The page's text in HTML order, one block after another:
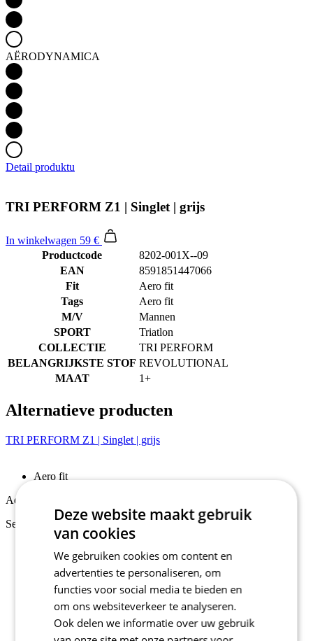
AËRODYNAMICA
Detail produktu
TRI PERFORM Z1 | Singlet | grijs
In winkelwagen 59 €
Productcode
8202-001X--09
EAN
8591851447066
Fit
Aero fit
Tags
Aero fit
M/V
Mannen
SPORT
Triatlon
COLLECTIE
TRI PERFORM
BELANGRIJKSTE STOF REVOLUTIONAL
MAAT
1+
Alternatieve producten
TRI PERFORM Z1 | Singlet | grijs
Aero fit
Aero fit
Selecteer maat:Deze website maakt gebruik
van cookies
We gebruiken cookies om content en
advertenties te personaliseren, om
functies voor social media te bieden en
om ons websiteverkeer te analyseren.
Ook delen we informatie over uw gebruik